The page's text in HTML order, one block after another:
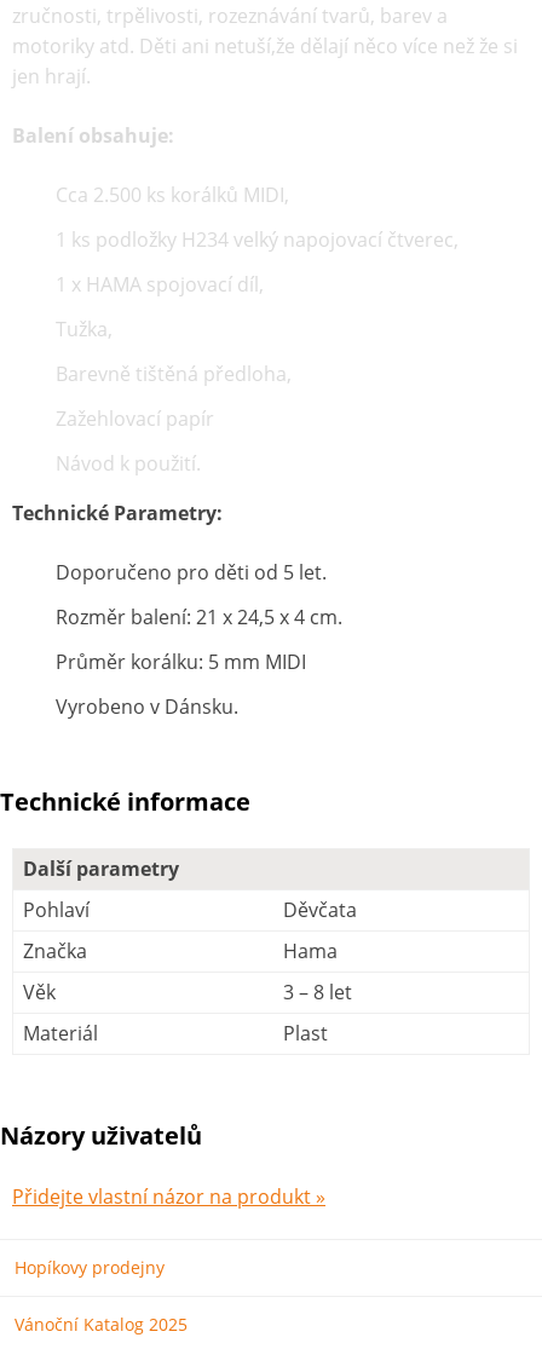
zručnosti, trpělivosti, rozeznávání tvarů, barev a
motoriky atd. Děti ani netuší,že dělají něco více než že si
jen hrají.
Balení obsahuje:
Cca 2.500 ks korálků MIDI,
1 ks podložky H234 velký napojovací čtverec,
1 x HAMA spojovací díl,
Tužka,
Barevně tištěná předloha,
Zažehlovací papír
Návod k použití.
Technické Parametry:
Doporučeno pro děti od 5 let.
Rozměr balení: 21 x 24,5 x 4 cm.
Průměr korálku: 5 mm MIDI
Vyrobeno v Dánsku.
Technické informace
Další parametry
Pohlaví
Děvčata
Značka
Hama
Věk
3 – 8 let
Materiál
Plast
Názory uživatelů
Přidejte vlastní názor na produkt »
Hopíkovy prodejny
Vánoční Katalog 2025